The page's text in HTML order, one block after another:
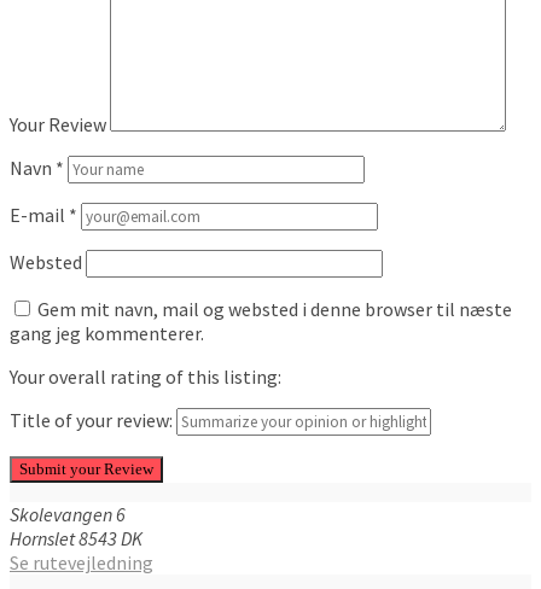
Your Review
Navn *
E-mail *
Websted
Gem mit navn, mail og websted i denne browser til næste
gang jeg kommenterer.
Your overall rating of this listing:
Title of your review:
Skolevangen6
Hornslet8543DK
Se rutevejledning